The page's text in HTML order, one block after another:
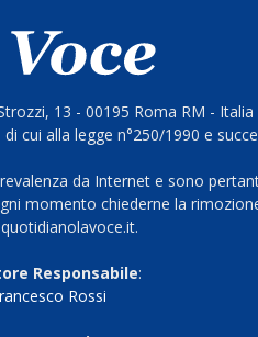
13 - 00195 Roma RM - Italia
cui alla legge n°250/1990 e
da Internet e sono
momento chiederne la
Responsabile:
Rossi